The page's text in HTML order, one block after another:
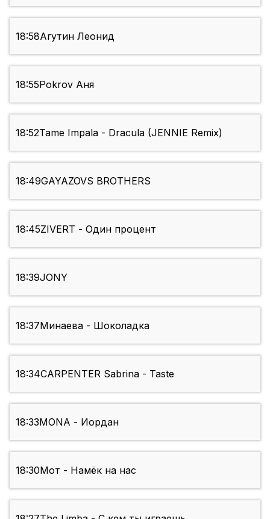
18:58Агутин Леонид
18:55Pokrov Аня
18:52Tame Impala - Dracula (JENNIE Remix)
18:49GAYAZOVS BROTHERS
18:45ZIVERT - Один процент
18:39JONY
18:37Минаева - Шоколадка
18:34CARPENTER Sabrina - Taste
18:33MONA - Иордан
18:30Мот - Намёк на нас